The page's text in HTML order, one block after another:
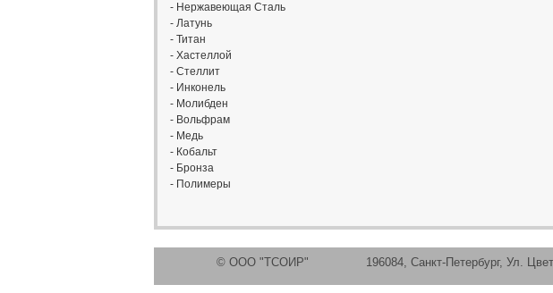
- Нержавеющая Сталь
- Латунь
- Титан
- Хастеллой
- Стеллит
- Инконель
- Молибден
- Вольфрам
- Медь
- Кобальт
- Бронза
- Полимеры
© ООО "ТСОИР" 196084, Санкт-Петербург, Ул.